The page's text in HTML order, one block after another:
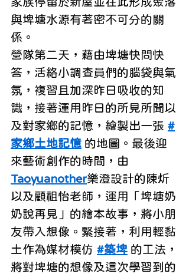
與埤塘水源有著密不可分的關
係。
營隊第二天，藉由埤塘快問快
答，活絡小調查員們的腦袋與氣
氛，複習且加深昨日吸收的知
識，接著運用昨日的所見所聞以
及對家鄉的記憶，繪製出一張 #
家鄉土地記憶 的地圖。最後迎
來藝術創作的時間，由
Taoyuanother樂澄設計的陳炘
以及顧祖怡老師，運用「埤塘奶
奶說再見」的繪本故事，將小朋
友帶入想像。緊接著，利用輕黏
土作為媒材模仿 #築埤 的工法，
將對埤塘的想像及這次學習到的